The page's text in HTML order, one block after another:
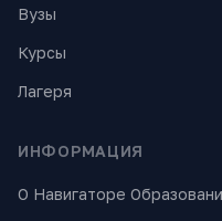
Вузы
Курсы
Лагеря
ИНФОРМАЦИЯ
О Навигаторе